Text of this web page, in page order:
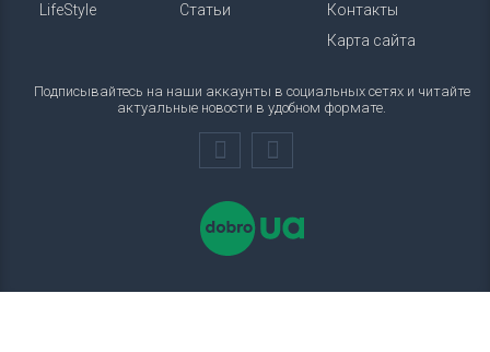
LifeStyle
Статьи
Контакты
Карта сайта
Подписывайтесь на наши аккаунты в социальных сетях и читайте
актуальные новости в удобном формате.